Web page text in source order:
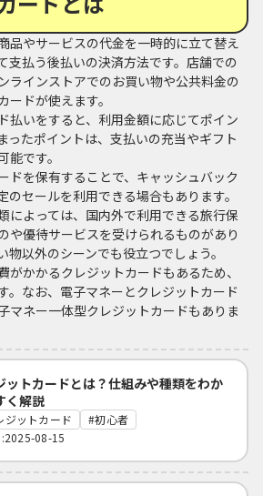
品やサービスの代金を一時的に立て替え
支払う後払いの決済方法です。店舗での
ラインストアでのお買い物や公共料金の
ドが使えます。
払いをすると、利用金額に応じてポイン
ったポイントは、支払いの充当やギフト
です。
ドを保有することで、キャッシュバック
のセールを利用できる場合もあります。
によっては、国内外で利用できる旅行保
や優待サービスを受けられるものがあり
物以外のシーンでも役立つでしょう。
がかかるクレジットカードもあるため、
。なお、電子マネーとクレジットカード
マネー一体型クレジットカードもありま
ットカードとは？仕組みや種類をわか
く解説
ジットカード
初心者
08-15